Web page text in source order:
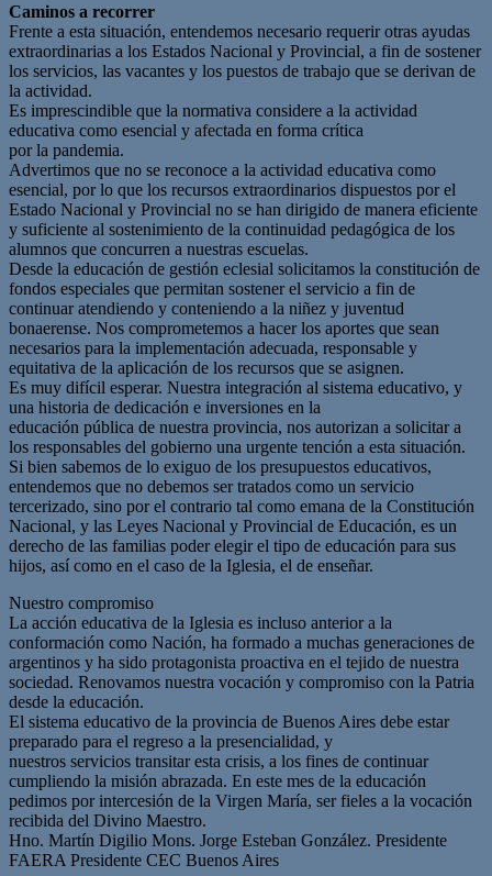
Caminos a recorrer
Frente a esta situación, entendemos necesario requerir otras ayudas
extraordinarias a los Estados Nacional y Provincial, a fin de sostener
los servicios, las vacantes y los puestos de trabajo que se derivan de
la actividad.
Es imprescindible que la normativa considere a la actividad
educativa como esencial y afectada en forma crítica
por la pandemia.
Advertimos que no se reconoce a la actividad educativa como
esencial, por lo que los recursos extraordinarios dispuestos por el
Estado Nacional y Provincial no se han dirigido de manera eficiente
y suficiente al sostenimiento de la continuidad pedagógica de los
alumnos que concurren a nuestras escuelas.
Desde la educación de gestión eclesial solicitamos la constitución de
fondos especiales que permitan sostener el servicio a fin de
continuar atendiendo y conteniendo a la niñez y juventud
bonaerense. Nos comprometemos a hacer los aportes que sean
necesarios para la implementación adecuada, responsable y
equitativa de la aplicación de los recursos que se asignen.
Es muy difícil esperar. Nuestra integración al sistema educativo, y
una historia de dedicación e inversiones en la
educación pública de nuestra provincia, nos autorizan a solicitar a
los responsables del gobierno una urgente tención a esta situación.
Si bien sabemos de lo exiguo de los presupuestos educativos,
entendemos que no debemos ser tratados como un servicio
tercerizado, sino por el contrario tal como emana de la Constitución
Nacional, y las Leyes Nacional y Provincial de Educación, es un
derecho de las familias poder elegir el tipo de educación para sus
hijos, así como en el caso de la Iglesia, el de enseñar.
Nuestro compromiso
La acción educativa de la Iglesia es incluso anterior a la
conformación como Nación, ha formado a muchas generaciones de
argentinos y ha sido protagonista proactiva en el tejido de nuestra
sociedad. Renovamos nuestra vocación y compromiso con la Patria
desde la educación.
El sistema educativo de la provincia de Buenos Aires debe estar
preparado para el regreso a la presencialidad, y
nuestros servicios transitar esta crisis, a los fines de continuar
cumpliendo la misión abrazada. En este mes de la educación
pedimos por intercesión de la Virgen María, ser fieles a la vocación
recibida del Divino Maestro.
Hno. Martín Digilio Mons. Jorge Esteban González. Presidente
FAERA Presidente CEC Buenos Aires